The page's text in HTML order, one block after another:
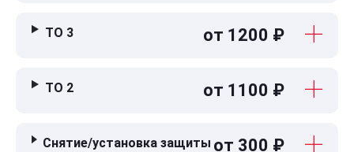
ТО 3 от 1200 ₽
ТО 2 от 1100 ₽
Снятие/установка защиты от 300 ₽